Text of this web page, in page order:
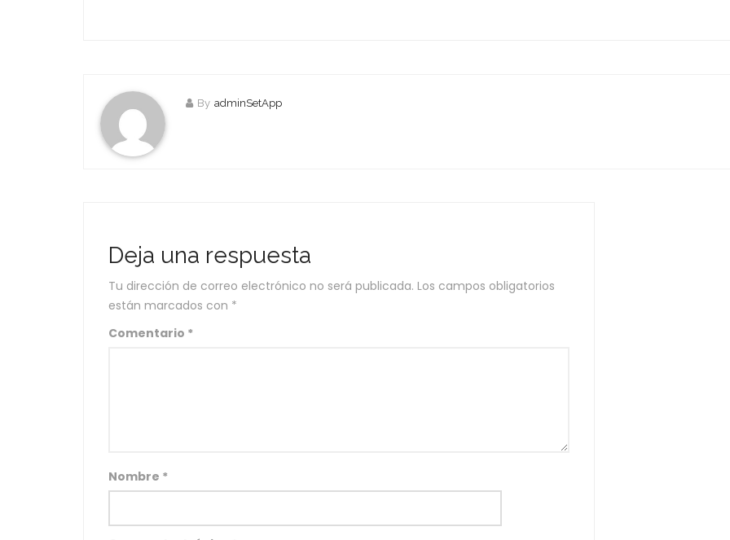
By adminSetApp
Deja una respuesta
Tu dirección de correo electrónico no será publicada. Los campos obligatorios
están marcados con *
Comentario *
Nombre *